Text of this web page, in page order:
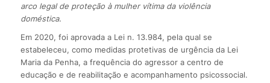
arco legal de proteção à mulher vítima da violência
doméstica.
Em 2020, foi aprovada a Lei n. 13.984, pela qual se
estabeleceu, como medidas protetivas de urgência da Lei
Maria da Penha, a frequência do agressor a centro de
educação e de reabilitação e acompanhamento psicossocial.